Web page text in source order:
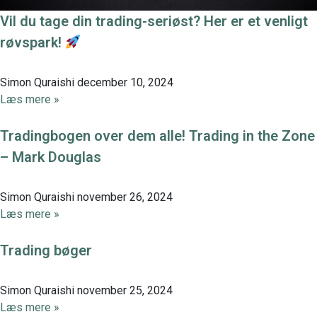
Vil du tage din trading-seriøst? Her er et venligt
røvspark!
Simon Quraishi december 10, 2024
Læs mere »
Tradingbogen over dem alle! Trading in the Zone
– Mark Douglas
Simon Quraishi november 26, 2024
Læs mere »
Trading bøger
Simon Quraishi november 25, 2024
Læs mere »